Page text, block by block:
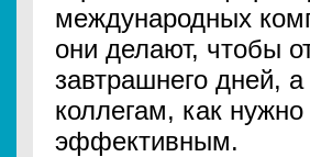
международных
они делают, чтобы
завтрашнего дней,
коллегам, как
эффективным.